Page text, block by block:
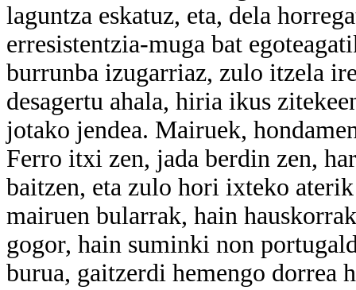
laguntza eskatuz, eta, dela
erresistentzia-muga bat
burrunba izugarriaz, zulo itzela
desagertu ahala, hiria ikus
jotako jendea. Mairuek,
Ferro itxi zen, jada berdin zen,
baitzen, eta zulo hori ixteko
mairuen bularrak, hain
gogor, hain suminki non
burua, gaitzerdi hemengo dorrea